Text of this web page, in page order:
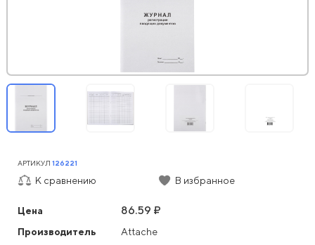
Цена 86.59 ₽
Производитель
Attache
АРТИКУЛ 126221
К сравнению В избранное